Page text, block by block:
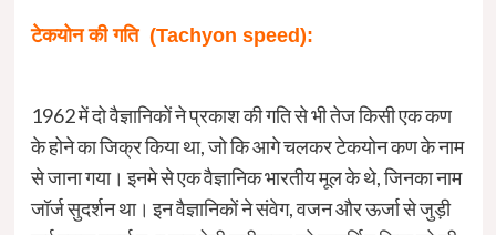
टेकयोन की गति(Tachyon speed):
1962 में दो वैज्ञानिकों ने प्रकाश की गति से भी तेज किसी एक कण
के होने का जिक्र किया था, जो कि आगे चलकर टेकयोन कण के नाम
से जाना गया। इनमे से एक वैज्ञानिक भारतीय मूल के थे, जिनका नाम
जॉर्ज सुदर्शन था। इन वैज्ञानिकों ने संवेग, वजन और ऊर्जा से जुड़ी